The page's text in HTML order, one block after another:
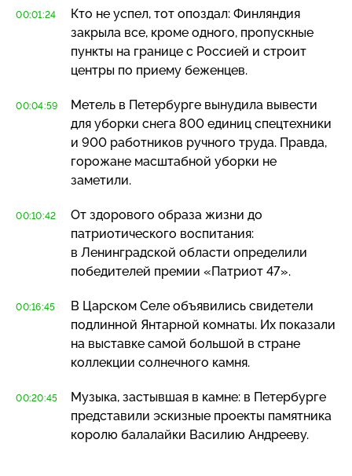
00:01:24
Кто не успел, тот опоздал: Финляндия
закрыла все, кроме одного, пропускные
пункты на границе с Россией и строит
центры по приему беженцев.
00:04:59
Метель в Петербурге вынудила вывести
для уборки снега 800 единиц спецтехники
и 900 работников ручного труда. Правда,
горожане масштабной уборки не
заметили.
00:10:42
От здорового образа жизни до
патриотического воспитания:
в Ленинградской области определили
победителей премии «Патриот 47».
00:16:45
В Царском Селе объявились свидетели
подлинной Янтарной комнаты. Их показали
на выставке самой большой в стране
коллекции солнечного камня.
00:20:45
Музыка, застывшая в камне: в Петербурге
представили эскизные проекты памятника
королю балалайки Василию Андрееву.